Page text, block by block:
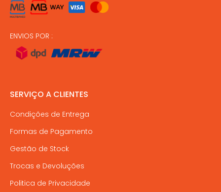
ENVIOS POR :
SERVIÇO A CLIENTES
Condições de Entrega
Formas de Pagamento
Gestão de Stock
Trocas e Devoluções
Politica de Privacidade